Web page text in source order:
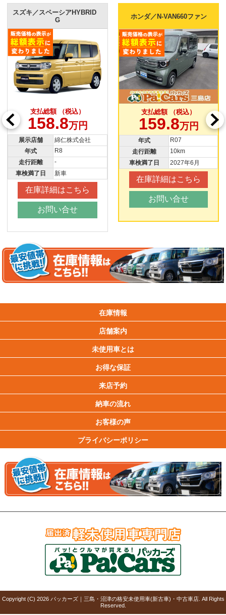
スズキ／スペーシアHYBRID
G
支払総額 （税込）
158.8万円
展示店舗
綿仁株式会社
年式
R8
走行距離
-
車検満了日
新車
在庫詳細はこちら
お問い合せ
ホンダ／N-VAN660ファン
支払総額 （税込）
159.8万円
年式
R07
走行距離
10km
車検満了日
2027年6月
在庫詳細はこちら
お問い合せ
在庫情報
店舗案内
未使用車とは
お得な保証
来店予約
納車の流れ
お客様の声
プライバシーポリシー
Copyright (C) 2026 パッカーズ｜三島・沼津の格安未使用車(新古車)・中古車店. All Rights
Reserved.